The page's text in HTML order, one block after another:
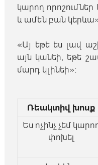
կարող
և ամեն բան
«Այ եթե ես լավ
այն կանեի, եթե
մարդ կլինեի»։
Ռեակտիվ խոսք
Ես ոչինչ չեմ
փոխել